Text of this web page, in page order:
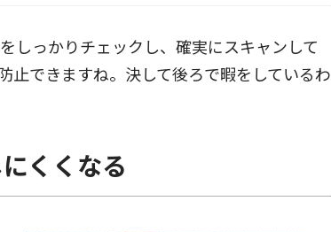
しっかりチェックし、確実にスキャンして
止できますね。決して後ろで暇をしているわ
くくなる